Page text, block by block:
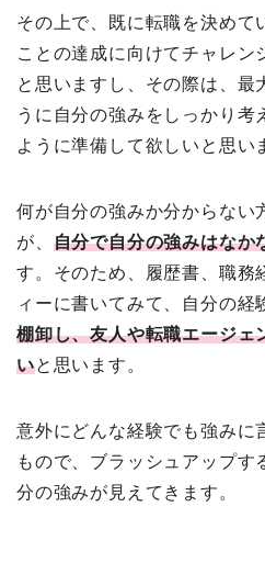
その上で、既に転職を決めて
ことの達成に向けてチャレン
と思いますし、その際は、最
うに自分の強みをしっかり考
ように準備して欲しいと思い
何が自分の強みか分からない
が、 自分で自分の強みはなか
す。そのため、履歴書、職務
ィーに書いてみて、自分の経
棚卸し、友人や転職エージェ
いと思います。
意外にどんな経験でも強みに
もので、ブラッシュアップす
分の強みが見えてきます。